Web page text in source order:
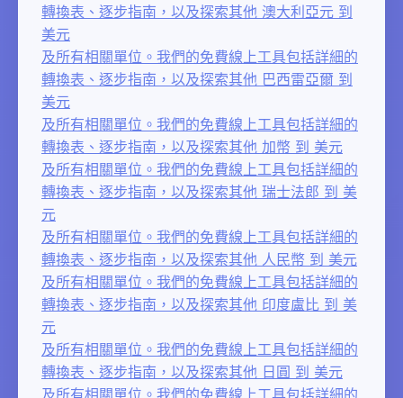
轉換表、逐步指南，以及探索其他 澳大利亞元 到
美元
及所有相關單位。我們的免費線上工具包括詳細的
轉換表、逐步指南，以及探索其他 巴西雷亞爾 到
美元
及所有相關單位。我們的免費線上工具包括詳細的
轉換表、逐步指南，以及探索其他 加幣 到 美元
及所有相關單位。我們的免費線上工具包括詳細的
轉換表、逐步指南，以及探索其他 瑞士法郎 到 美
元
及所有相關單位。我們的免費線上工具包括詳細的
轉換表、逐步指南，以及探索其他 人民幣 到 美元
及所有相關單位。我們的免費線上工具包括詳細的
轉換表、逐步指南，以及探索其他 印度盧比 到 美
元
及所有相關單位。我們的免費線上工具包括詳細的
轉換表、逐步指南，以及探索其他 日圓 到 美元
及所有相關單位。我們的免費線上工具包括詳細的